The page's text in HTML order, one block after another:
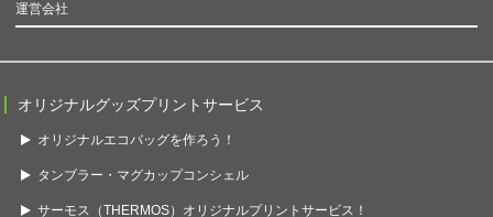
運営会社
オリジナルグッズプリントサービス
オリジナルエコバッグを作ろう！
タンブラー・マグカップコンシェル
サーモス（THERMOS）オリジナルプリントサービス！